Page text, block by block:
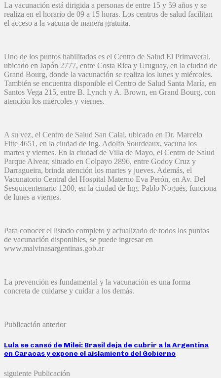
La vacunación está dirigida a personas de entre 15 y 59 años y se
realiza en el horario de 09 a 15 horas. Los centros de salud facilitan
el acceso a la vacuna de manera gratuita.
Uno de los puntos habilitados es el Centro de Salud El Primaveral,
ubicado en Japón 2777, entre Costa Rica y Uruguay, en la ciudad de
Grand Bourg, donde la vacunación se realiza los lunes y miércoles.
También se encuentra disponible el Centro de Salud Santa María, en
Santos Vega 215, entre B. Lynch y A. Brown, en Grand Bourg, con
atención los miércoles y viernes.
A su vez, el Centro de Salud San Calal, ubicado en Dr. Marcelo
Fitte 4651, en la ciudad de Ing. Adolfo Sourdeaux, vacuna los
martes y viernes. En la ciudad de Villa de Mayo, el Centro de Salud
Parque Alvear, situado en Colpayo 2896, entre Godoy Cruz y
Darragueira, brinda atención los martes y jueves. Además, el
Vacunatorio Central del Hospital Materno Eva Perón, en Av. Del
Sesquicentenario 1200, en la ciudad de Ing. Pablo Nogués, funciona
de lunes a viernes.
Para conocer el listado completo y actualizado de todos los puntos
de vacunación disponibles, se puede ingresar en
www.malvinasargentinas.gob.ar
La prevención es fundamental y la vacunación es una forma
concreta de cuidarse y cuidar a los demás.
Publicación anterior
Lula se cansó de Milei: Brasil deja de cubrir a la Argentina
en Caracas y expone el aislamiento del Gobierno
siguiente Publicación